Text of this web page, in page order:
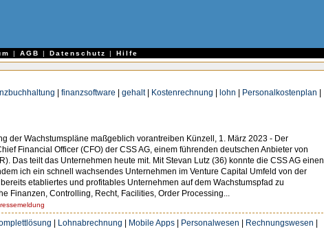
| AGB | Datenschutz | Hilfe
| finanzsoftware | gehalt| Kostenrechnung | lohn | Personalkostenplan |
der Wachstumspläne maßgeblich vorantreiben Künzell, 1. März 2023 - Der
Financial Officer (CFO) der CSS AG, einem führenden deutschen Anbieter von
Das teilt das Unternehmen heute mit. Mit Stevan Lutz (36) konnte die CSS AG einen
ich ein schnell wachsendes Unternehmen im Venture Capital Umfeld von der
etabliertes und profitables Unternehmen auf dem Wachstumspfad zu
Finanzen, Controlling, Recht, Facilities, Order Processing...
| Lohnabrechnung | Mobile Apps | Personalwesen | Rechnungswesen |